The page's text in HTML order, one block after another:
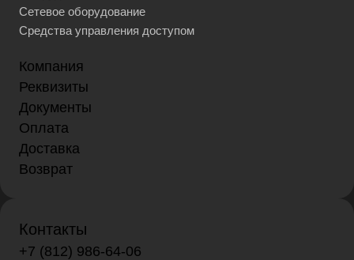
Сетевое оборудование
Средства управления доступом
Компания
Реквизиты
Документы
Оплата
Доставка
Возврат
Контакты
+7 (812) 986-64-06